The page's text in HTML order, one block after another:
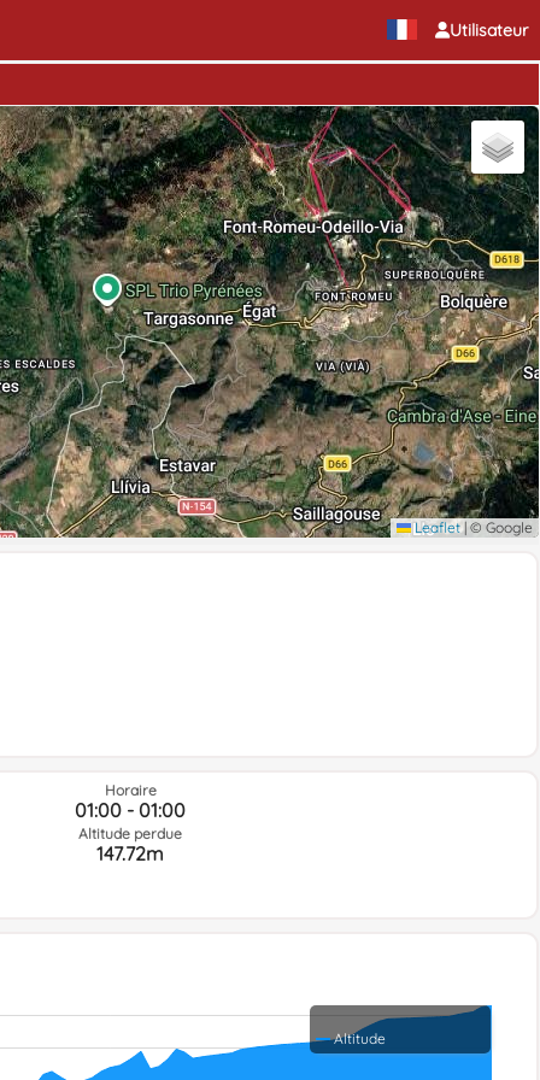
Utilisateur
Leaflet | © Google
Horaire
01:00 - 01:00
Altitude perdue
147.72m
Altitude